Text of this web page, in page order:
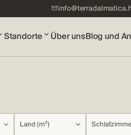
Standorte Über unsBlog und
Land (m²)